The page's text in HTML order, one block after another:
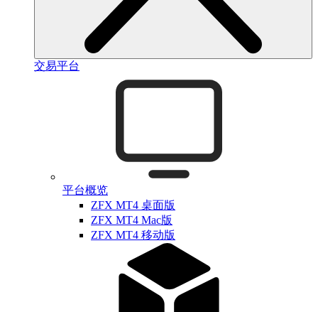
交易平台
平台概览
ZFX MT4 桌面版
ZFX MT4 Mac版
ZFX MT4 移动版